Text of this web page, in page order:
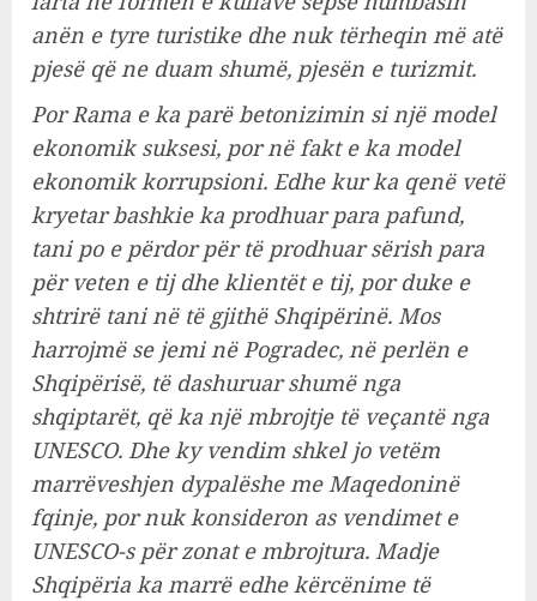
anën e tyre turistike dhe nuk tërheqin më atë
pjesë që ne duam shumë, pjesën e turizmit.
Por Rama e ka parë betonizimin si një model
ekonomik suksesi, por në fakt e ka model
ekonomik korrupsioni. Edhe kur ka qenë vetë
kryetar bashkie ka prodhuar para pafund,
tani po e përdor për të prodhuar sërish para
për veten e tij dhe klientët e tij, por duke e
shtrirë tani në të gjithë Shqipërinë. Mos
harrojmë se jemi në Pogradec, në perlën e
Shqipërisë, të dashuruar shumë nga
shqiptarët, që ka një mbrojtje të veçantë nga
UNESCO. Dhe ky vendim shkel jo vetëm
marrëveshjen dypalëshe me Maqedoninë
fqinje, por nuk konsideron as vendimet e
UNESCO-s për zonat e mbrojtura. Madje
Shqipëria ka marrë edhe kërcënime të